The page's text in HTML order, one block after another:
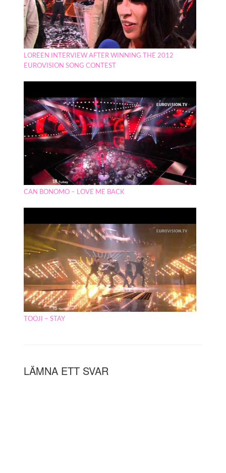
LOREEN INTERVIEW AFTER WINNING THE 2012
EUROVISION SONG CONTEST
CAN BONOMO – LOVE ME BACK
TOOJI – STAY
LÄMNA ETT SVAR